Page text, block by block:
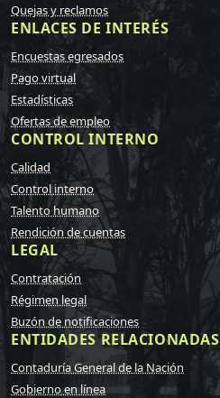
Quejas y reclamos
ENLACES DE INTERÉS
Encuestas egresados
Pago virtual
Estadísticas
Ofertas de empleo
CONTROL INTERNO
Calidad
Control interno
Talento humano
Rendición de cuentas
LEGAL
Contratación
Régimen legal
Buzón de notificaciones
ENTIDADES RELACIONADAS
Contaduría General de la Nación
Gobierno en línea